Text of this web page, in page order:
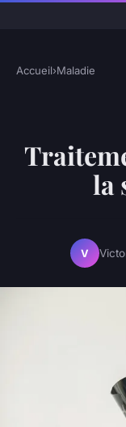
Accueil›Maladie
la
V